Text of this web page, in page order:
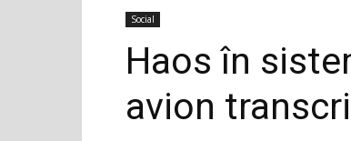
Social
Haos în
avion